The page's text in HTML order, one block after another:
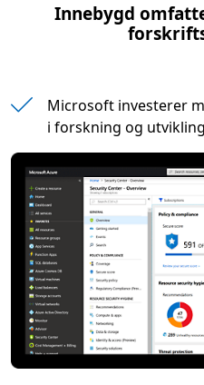
Innebygd
Microsoft investerer
i forskning og